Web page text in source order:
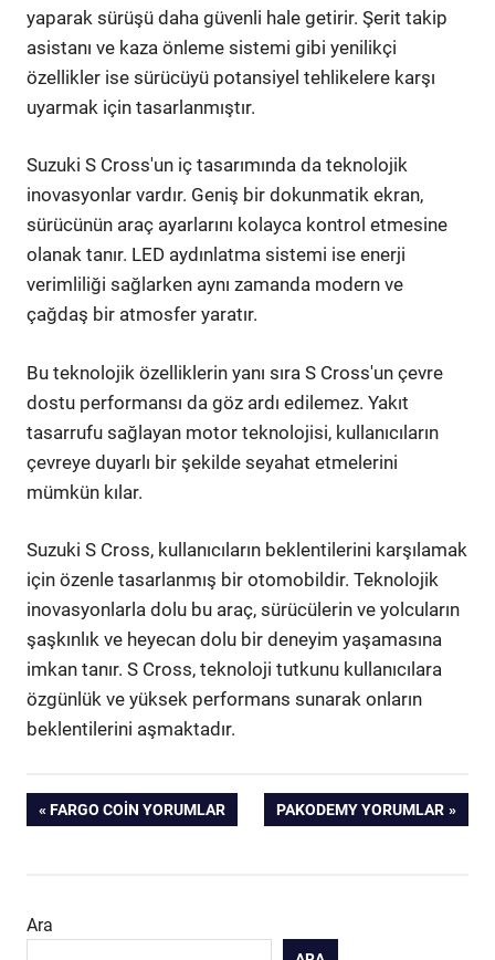
yaparak sürüşü daha güvenli hale getirir. Şerit takip
asistanı ve kaza önleme sistemi gibi yenilikçi
özellikler ise sürücüyü potansiyel tehlikelere karşı
uyarmak için tasarlanmıştır.
Suzuki S Cross'un iç tasarımında da teknolojik
inovasyonlar vardır. Geniş bir dokunmatik ekran,
sürücünün araç ayarlarını kolayca kontrol etmesine
olanak tanır. LED aydınlatma sistemi ise enerji
verimliliği sağlarken aynı zamanda modern ve
çağdaş bir atmosfer yaratır.
Bu teknolojik özelliklerin yanı sıra S Cross'un çevre
dostu performansı da göz ardı edilemez. Yakıt
tasarrufu sağlayan motor teknolojisi, kullanıcıların
çevreye duyarlı bir şekilde seyahat etmelerini
mümkün kılar.
Suzuki S Cross, kullanıcıların beklentilerini karşılamak
için özenle tasarlanmış bir otomobildir. Teknolojik
inovasyonlarla dolu bu araç, sürücülerin ve yolcuların
şaşkınlık ve heyecan dolu bir deneyim yaşamasına
imkan tanır. S Cross, teknoloji tutkunu kullanıcılara
özgünlük ve yüksek performans sunarak onların
beklentilerini aşmaktadır.
Yazı
PREVIOUS
FARGO COIN YORUMLAR
NEXT
PAKODEMY YORUMLAR
Ara